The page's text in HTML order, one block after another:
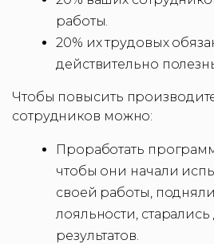
работы.
20% их трудовых
действительно
Чтобы повысить
сотрудников можно:
Проработать
чтобы они начали
своей работы,
лояльности,
результатов.